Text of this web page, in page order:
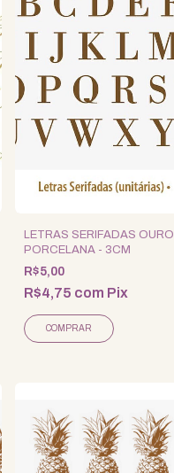
LETRAS SERIFADAS OURO
PORCELANA - 3CM
R$5,00
R$4,75 com Pix
COMPRAR